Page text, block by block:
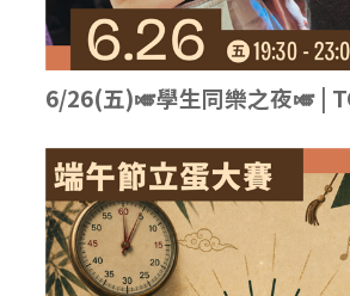
6/26(五)🎺學生同樂之夜🎺 |